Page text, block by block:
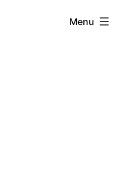
Menu